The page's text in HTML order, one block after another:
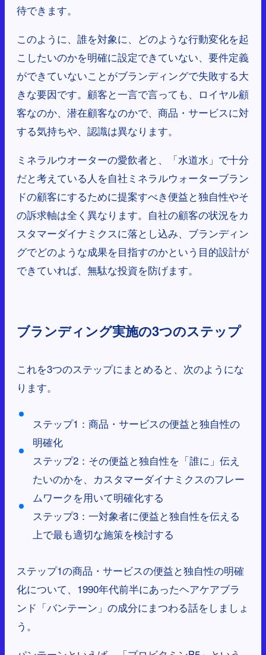
待できます。
このように、誰を対象に、どのような行動変化を起
こしたいのかを明確に設定できていない、要件定義
ができていないことがブランディングで失敗する大
きな要因です。顧客と一言で言っても、ロイヤル顧
客なのか、潜在顧客なのかで、商品・サービスに対
する気持ちや、認識は異なります。
ミネラルウオーターの愛飲者と、「水道水」で十分
だと考えている人を自社ミネラルウォーターブラン
ドの顧客にするために提案すべき便益と独自性やそ
の訴求軸は全く異なります。自社の顧客の状況をカ
スタマーダイナミクスに落とし込み、ブランディン
グでどのような成果を目指すのかという目的設計が
できていれば、無駄な投資を防げます。
ブランディング実施の3つのステップ
これを3つのステップにまとめると、次のようにな
ります。
ステップ1：商品・サービスの便益と独自性の
明確化
ステップ2：その便益と独自性を「誰に」伝え
たいのかを、カスタマーダイナミクスのフレー
ムワークを用いて明確化する
ステップ3：一対象者に便益と独自性を伝える
上で最も適切な施策を検討する
ステップ1の商品・サービスの便益と独自性の明確
化について、1990年代前半にあったヘアケアブラ
ンド「バンテーン」の成分にまつわる話をしましょ
う。